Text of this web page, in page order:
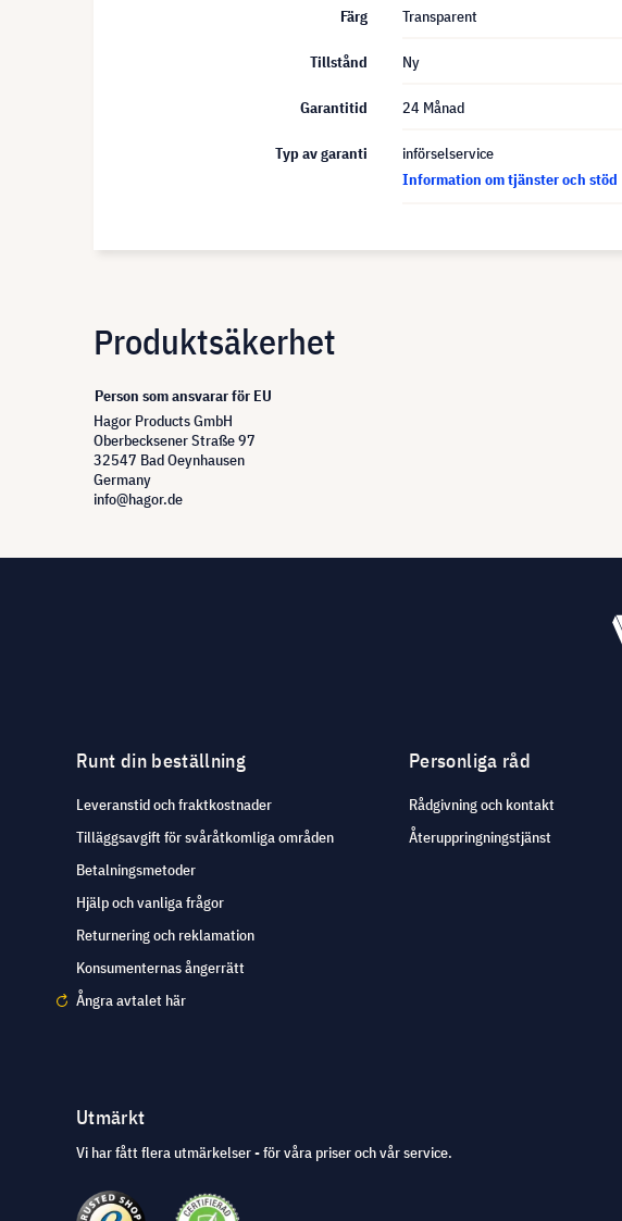
Färg Transparent
Tillstånd Ny
Garantitid 24 Månad
Typ av garanti
införselservice
Information om tjänster och stöd
Produktsäkerhet
Person som ansvarar för EU
Hagor Products GmbH
Oberbecksener Straße 97
32547 Bad Oeynhausen
Germany
info@hagor.de
Runt din beställning
Leveranstid och fraktkostnader
Tilläggsavgift för svåråtkomliga områden
Betalningsmetoder
Hjälp och vanliga frågor
Returnering och reklamation
Konsumenternas ångerrätt
Ångra avtalet här
Personliga råd
Rådgivning och kontakt
Återuppringningstjänst
Utmärkt
Vi har fått flera utmärkelser - för våra priser och vår service.